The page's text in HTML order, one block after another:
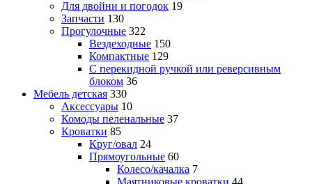
Для двойни и погодок 19
Запчасти 130
Прогулочные 322
Вездеходные 150
Компактные 129
С перекидной ручкой или реверсивным
блоком 36
Мебель детская 330
Аксессуары 10
Комоды пеленальные 37
Кроватки 85
Круг/овал 24
Прямоугольные 60
Колесо/качалка 7